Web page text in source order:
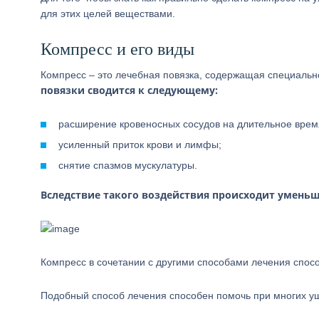
для этих целей веществами.
Компресс и его виды
Компресс – это лечебная повязка, содержащая
повязки сводится к следующему:
расширение кровеносных сосудов на длительное
усиленный приток крови и лимфы;
снятие спазмов мускулатуры.
Вследствие такого воздействия происходит
Компресс в сочетании с другими способами лечения
Подобный способ лечения способен помочь при многих